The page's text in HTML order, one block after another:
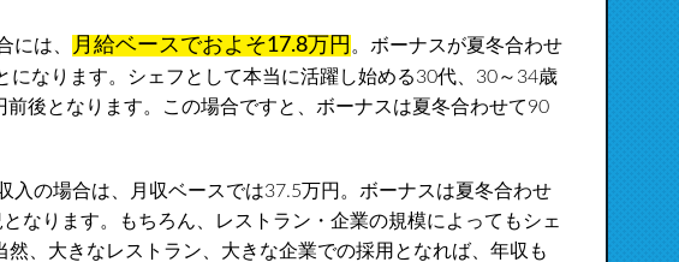
には、 月給ベースでおよそ17.8万円 。ボーナスが夏冬合わせ
になります。シェフとして本当に活躍し始める30代、30～34歳
後となります。この場合ですと、ボーナスは夏冬合わせて90
入の場合は、月収ベースでは37.5万円。ボーナスは夏冬合わせ
なります。もちろん、レストラン・企業の規模によってもシェ
然、大きなレストラン、大きな企業での採用となれば、年収も